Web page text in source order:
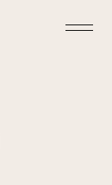
open/